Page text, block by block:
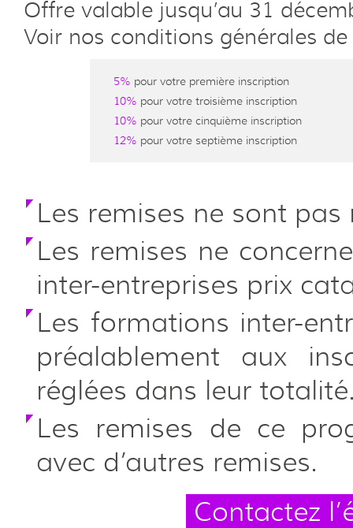
Offre valable jusqu’au 31
Voir nos conditions générales
5% pour votre première inscription
10% pour votre troisième inscription
10% pour votre cinquième inscription
12% pour votre septième inscription
Les remises ne sont
Les remises ne
inter-entreprises prix
Les formations inter-
préalablement aux
réglées dans leur
Les remises de ce
avec d’autres remises.
Contactez